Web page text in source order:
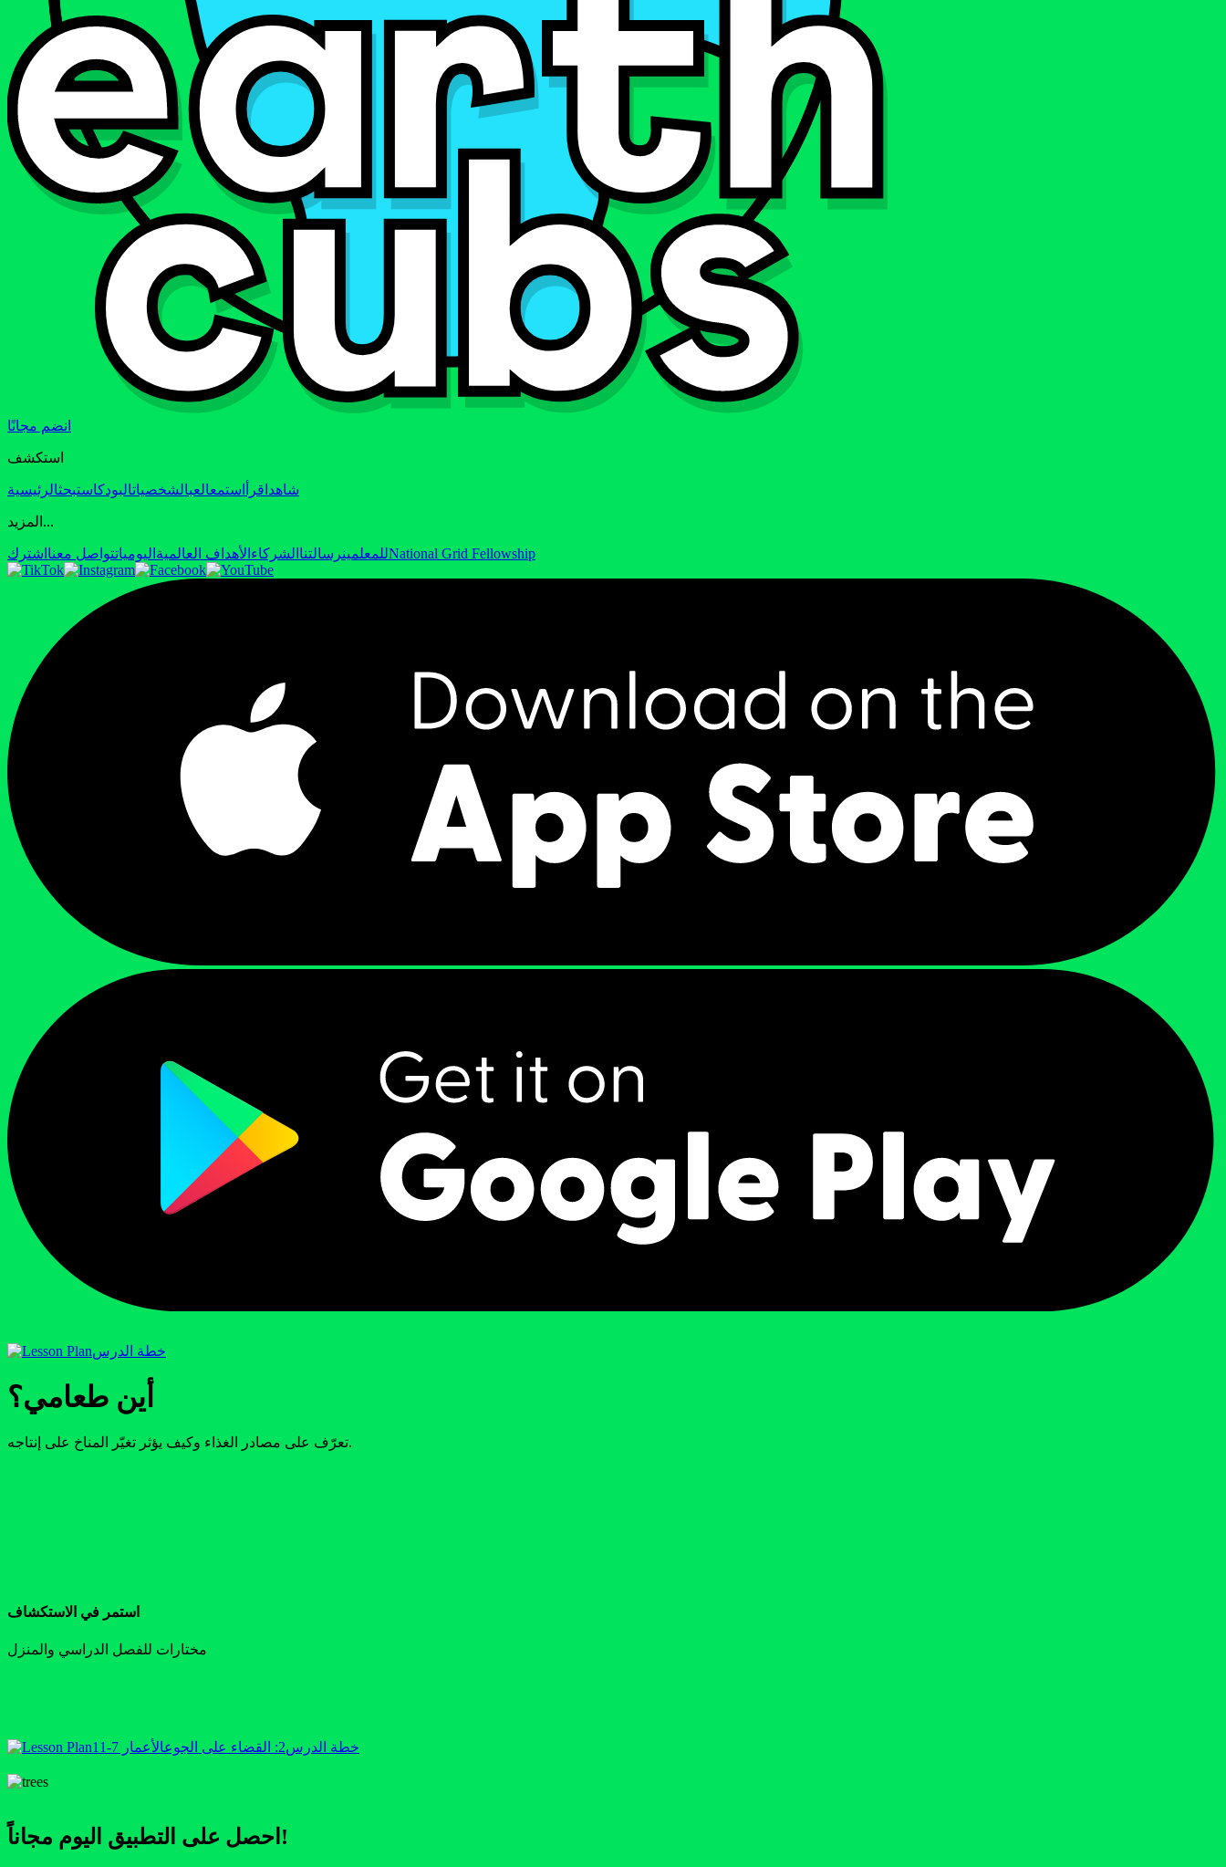
انضم مجانًا
استكشف
شاهد اقرأ استمعالعبالشخصياتالبودكاستبحثالرئيسية
المزيد...
للمعلمينرسالتنا الشركاء الأهداف العالمية اليومياتتواصل معنا اشترك National Grid Fellowship
خطة الدرس
أين طعامي؟
تعرّف على مصادر الغذاء وكيف يؤثر تغيّر المناخ على إنتاجه.
استمر في الاستكشاف
مختارات للفصل الدراسي والمنزل
خطة الدرس2: القضاء على الجوع الأعمار 7-11
احصل على التطبيق اليوم مجاناً!